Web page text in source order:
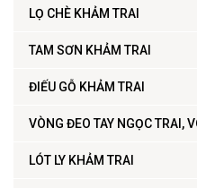
LỌ CHÈ KHẢM TRAI
TAM SƠN KHẢM TRAI
ĐIẾU GỖ KHẢM TRAI
VÒNG ĐEO TAY NGỌC TRAI,
LÓT LY KHẢM TRAI